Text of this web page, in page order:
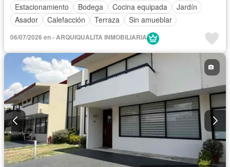
Estacionamiento
Bodega Cocina equipada
Jardín
Asador
Calefacción Terraza Sin amueblar
06/07/2026 en - ARQUIQUALITA INMOBILIARIA